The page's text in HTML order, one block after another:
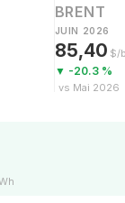
BRENT
JUIN 2026
85,40 $/
▼ -20.3 %
vs Mai 2026